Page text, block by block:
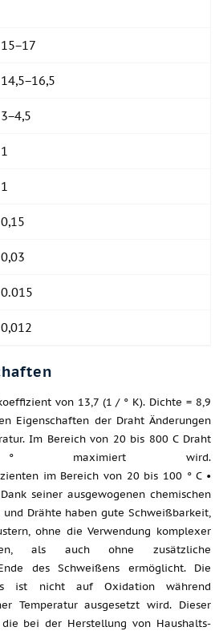
15−17
14,5−16,5
3−4,5
1
1
0,15
0,03
0.015
0,012
von 13,7 (1 / ° K). Dichte = 8,9
Eigenschaften der Draht Änderungen
Im Bereich von 20 bis 800 C Draht
° maximiert wird.
im Bereich von 20 bis 100 ° C •
seiner ausgewogenen chemischen
und Drähte haben gute Schweißbarkeit,
ohne die Verwendung komplexer
als auch ohne zusätzliche
des Schweißens ermöglicht. Die
ist nicht auf Oxidation während
Temperatur ausgesetzt wird. Dieser
bei der Herstellung von Haushalts-